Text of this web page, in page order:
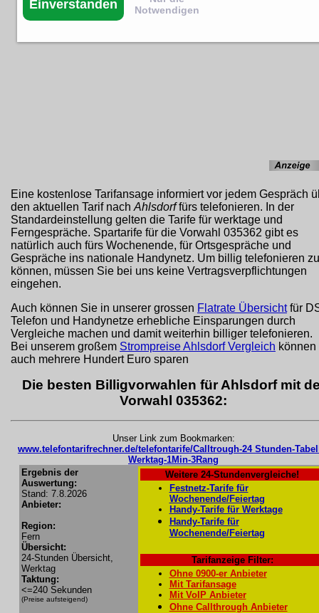
Eine kostenlose Tarifansage informiert vor jedem Gespräch
den aktuellen Tarif nach Ahlsdorffürs telefonieren. In der
Standardeinstellung gelten die Tarife für werktage und
Ferngespräche. Spartarife für die Vorwahl 035362 gibt es
natürlich auch fürs Wochenende, für Ortsgespräche und
Gespräche ins nationale Handynetz. Um billig telefonieren zu
können, müssen Sie bei uns keine Vertragsverpflichtungen
eingehen.
Auch können Sie in unserer grossen Flatrate Übersichtfür
Telefon und Handynetze erhebliche Einsparungen durch
Vergleiche machen und damit weiterhin billiger telefonieren.
Bei unserem großem Strompreise Ahlsdorf Vergleich können
auch mehrere Hundert Euro sparen
Die besten Billigvorwahlen für Ahlsdorf mit
Vorwahl 035362:
Unser Link zum Bookmarken:
www.telefontarifrechner.de/telefontarife/Calltrough-24 Stunden-
Werktag-1Min-3Rang
Ergebnis der
Auswertung:
Stand: 7.8.2026
Anbieter:
Region:
Fern
Übersicht:
24-Stunden Übersicht,
Werktag
Taktung:
<=240 Sekunden
(Preise aufsteigend)
Weitere 24-Stundenvergleiche!
Festnetz-Tarife für
Wochenende/Feiertag
Handy-Tarife für Werktage
Handy-Tarife für
Wochenende/Feiertag
Tarifanzeige Filter:
Ohne 0900-er Anbieter
Mit Tarifansage
Mit VoIP Anbieter
Ohne Callthrough Anbieter
Einverstanden
Notwendigen